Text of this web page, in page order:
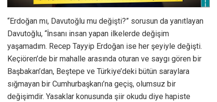
“Erdoğan mı, Davutoğlu mu değişti?” sorusun da yanıtlayan
Davutoğlu, “İnsanı insan yapan ilkelerde değişim
yaşamadım. Recep Tayyip Erdoğan ise her şeyiyle değişti.
Keçiören’de bir mahalle arasında oturan ve saygı gören bir
Başbakan’dan, Beştepe ve Türkiye’deki bütün saraylara
sığmayan bir Cumhurbaşkanı’na geçiş, olumsuz bir
değişimdir. Yasaklar konusunda şiir okudu diye hapiste